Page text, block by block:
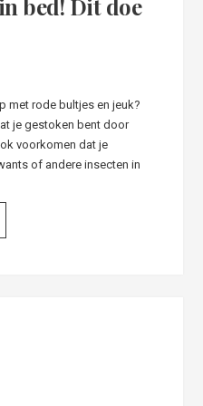
bed! Dit doe
met rode bultjes en jeuk?
je gestoken bent door
voorkomen dat je
of andere insecten in